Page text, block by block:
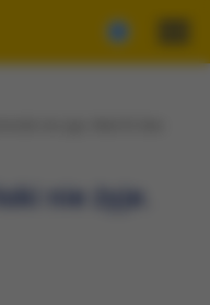
nie żyje.